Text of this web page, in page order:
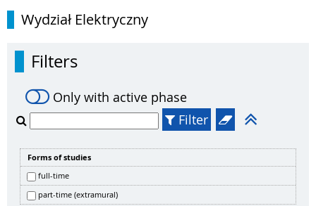
Wydział Elektryczny
Filters
Only with active phase
Filter
Forms of studies
full-time
part-time (extramural)